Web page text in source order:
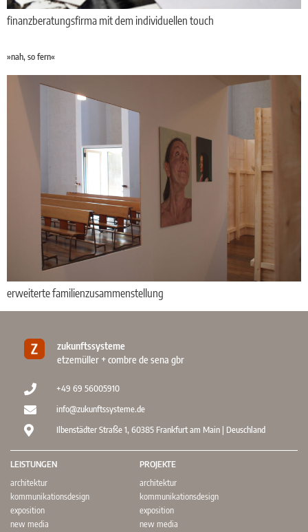
finanzberatungsfirma mit dem individuellen touch
»nah, so fern«
erweiterte familienzusammenstellung
zukunftssysteme
etzemüller + combre de sena gbr
+49 69 56005910
info@zukunftssysteme.de
Ilbenstädter Straße 1, 60385 Frankfurt am Main | Deuschland
LEISTUNGEN
architektur
kommunikationsdesign
exposition
new media
PROJEKTE
architektur
kommunikationsdesign
exposition
new media